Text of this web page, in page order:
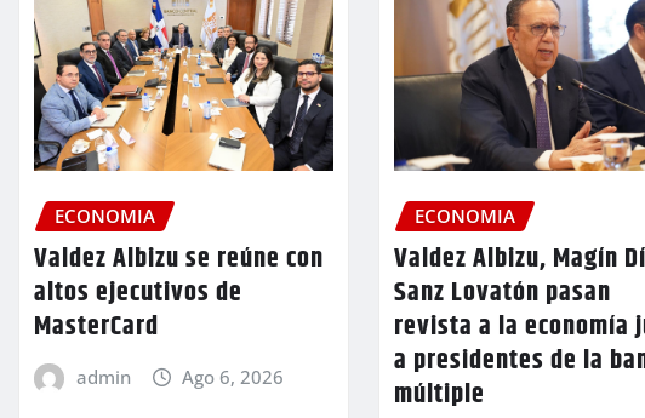
ECONOMIA
Valdez Albizu se reúne con
altos ejecutivos de
MasterCard
admin Ago 6, 2026
ECONOMIA
Valdez Albizu, Magín
Sanz Lovatón pasan
revista a la economía
a presidentes de la
múltiple